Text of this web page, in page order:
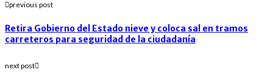
previous post
Retira Gobierno del Estado nieve y coloca sal en tramos
carreteros para seguridad de la ciudadanía
next post